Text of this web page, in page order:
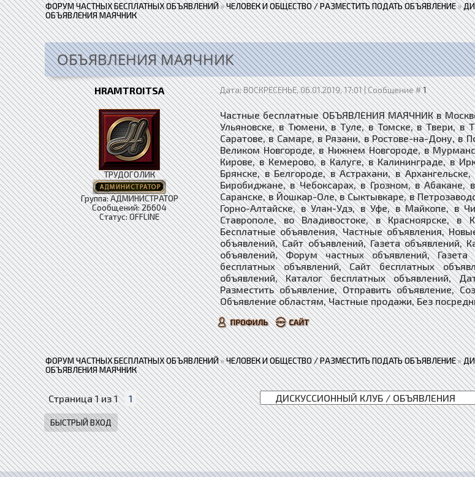
ФОРУМ ЧАСТНЫХ БЕСПЛАТНЫХ ОБЪЯВЛЕНИЙ»ЧЕЛОВЕК И ОБЩЕСТВО / РАЗМЕСТИТЬ ПОДАТЬ ОБЪЯВЛЕНИЕ»
ОБЪЯВЛЕНИЯ МАЯЧНИК
ОБЪЯВЛЕНИЯ МАЯЧНИК
HRAMTROITSA Дата: ВОСКРЕСЕНЬЕ, 06.01.2019, 17:01 | Сообщение #1
ТРУДОГОЛИК
Группа: АДМИНИСТРАТОР
Сообщений:26604
Статус:OFFLINE
Частные бесплатные ОБЪЯВЛЕНИЯ МАЯЧНИК в
Ульяновске, в Тюмени, в Туле, в Томске, в Твери, в
Саратове, в Самаре, в Рязани, в Ростове-на-Дону, в
Великом Новгороде, в Нижнем Новгороде, в
Кирове, в Кемерово, в Калуге, в Калининграде, в
Брянске, в Белгороде, в Астрахани, в
Биробиджане, в Чебоксарах, в Грозном, в
Саранске, в Йошкар-Оле, в Сыктывкаре, в
Горно-Алтайске, в Улан-Удэ, в Уфе, в Майкопе, в
Ставрополе, во Владивостоке, в Красноярске, в
Бесплатные объявления, Частные объявления,
объявлений, Сайт объявлений, Газета объявлений,
объявлений, Форум частных объявлений,
бесплатных объявлений, ​​​Сайт бесплатных
объявлений, ​​​​​​​Каталог бесплатных объявлений,
Разместить объявление, Отправить объявление,
Объявление областям, Частные продажи, Без
ФОРУМ ЧАСТНЫХ БЕСПЛАТНЫХ ОБЪЯВЛЕНИЙ»ЧЕЛОВЕК И ОБЩЕСТВО / РАЗМЕСТИТЬ ПОДАТЬ ОБЪЯВЛЕНИЕ»
ОБЪЯВЛЕНИЯ МАЯЧНИК
Страница1из1
1